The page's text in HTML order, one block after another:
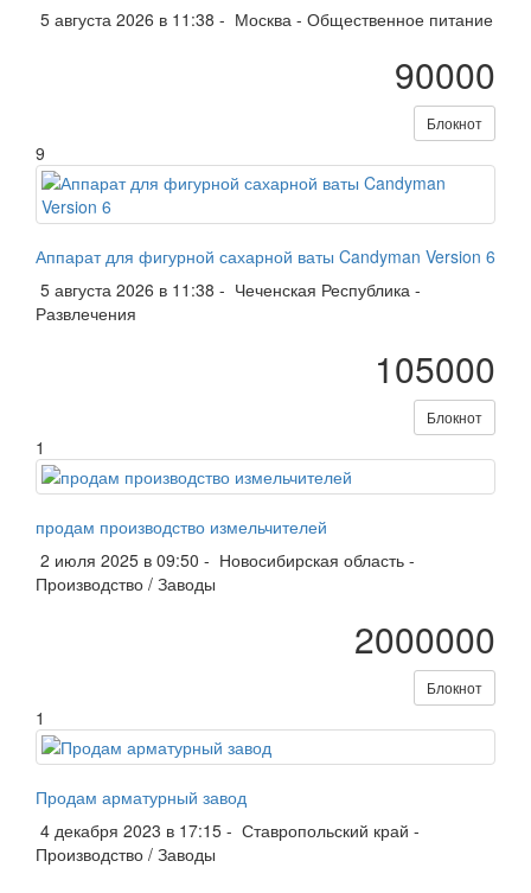
5 августа 2026 в 11:38 - Москва - Общественное питание
90000
Блокнот
9
Аппарат для фигурной сахарной ваты Candyman Version 6
5 августа 2026 в 11:38 - Чеченская Республика -
Развлечения
105000
Блокнот
1
продам производство измельчителей
2 июля 2025 в 09:50 - Новосибирская область -
Производство / Заводы
2000000
Блокнот
1
Продам арматурный завод
4 декабря 2023 в 17:15 - Ставропольский край -
Производство / Заводы